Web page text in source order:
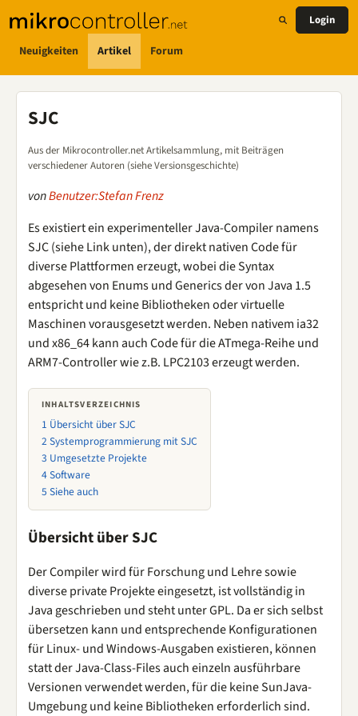
Neuigkeiten Artikel Forum
Login
SJC
Aus der Mikrocontroller.net Artikelsammlung, mit Beiträgen
verschiedener Autoren (siehe Versionsgeschichte)
vonBenutzer:Stefan Frenz
Es existiert ein experimenteller Java-Compiler namens
SJC (siehe Link unten), der direkt nativen Code für
diverse Plattformen erzeugt, wobei die Syntax
abgesehen von Enums und Generics der von Java 1.5
entspricht und keine Bibliotheken oder virtuelle
Maschinen vorausgesetzt werden. Neben nativem ia32
und x86_64 kann auch Code für die ATmega-Reihe und
ARM7-Controller wie z.B. LPC2103 erzeugt werden.
INHALTSVERZEICHNIS
1 Übersicht über SJC
2 Systemprogrammierung mit SJC
3 Umgesetzte Projekte
4Software
5 Siehe auch
Übersicht über SJC
Der Compiler wird für Forschung und Lehre sowie
diverse private Projekte eingesetzt, ist vollständig in
Java geschrieben und steht unter GPL. Da er sich selbst
übersetzen kann und entsprechende Konfigurationen
für Linux- und Windows-Ausgaben existieren, können
statt der Java-Class-Files auch einzeln ausführbare
Versionen verwendet werden, für die keine SunJava-
Umgebung und keine Bibliotheken erforderlich sind.